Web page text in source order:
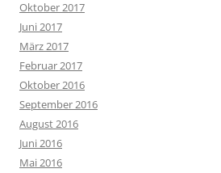
Oktober 2017
Juni 2017
März 2017
Februar 2017
Oktober 2016
September 2016
August 2016
Juni 2016
Mai 2016